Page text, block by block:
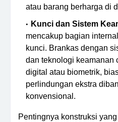
atau barang berharga di
Kunci dan Sistem
mencakup bagian
kunci. Brankas dengan
dan teknologi keamanan
digital atau biometrik,
perlindungan ekstra
konvensional.
Pentingnya konstruksi